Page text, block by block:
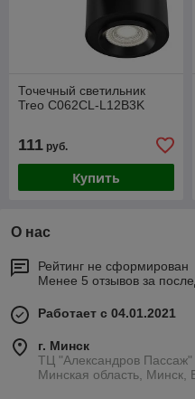
Точечный светильник
Treo C062CL-L12B3K
111 руб.
Купить
О нас
Рейтинг не сформирован
Менее 5 отзывов за
Работает с 04.01.2021
г. Минск
ТЦ "Александров
Минская область, Минск,